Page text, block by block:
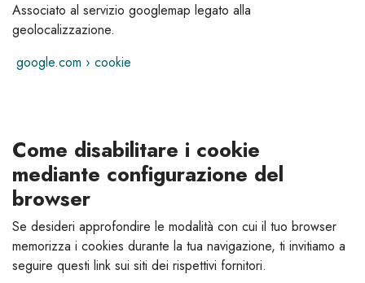
Associato al servizio googlemap legato alla
geolocalizzazione.
google.com › cookie
Come disabilitare i cookie
mediante configurazione del
browser
Se desideri approfondire le modalità con cui il tuo browser
memorizza i cookies durante la tua navigazione, ti invitiamo a
seguire questi link sui siti dei rispettivi fornitori.